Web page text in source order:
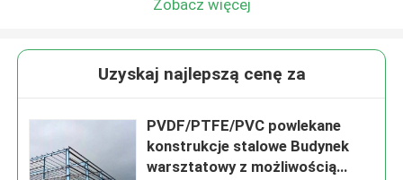
Zobacz więcej
Uzyskaj najlepszą cenę za
PVDF/PTFE/PVC powlekane
konstrukcje stalowe Budynek
warsztatowy z możliwością